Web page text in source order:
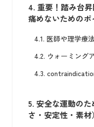
4. 重要！踏み台
痛めないためのポ
4.1. 医師や理学療
4.2. ウォーミング
4.3.
5. 安全な運動の
さ・安定性・素材）